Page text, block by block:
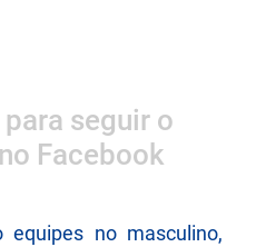
seguir o
Facebook
no masculino,